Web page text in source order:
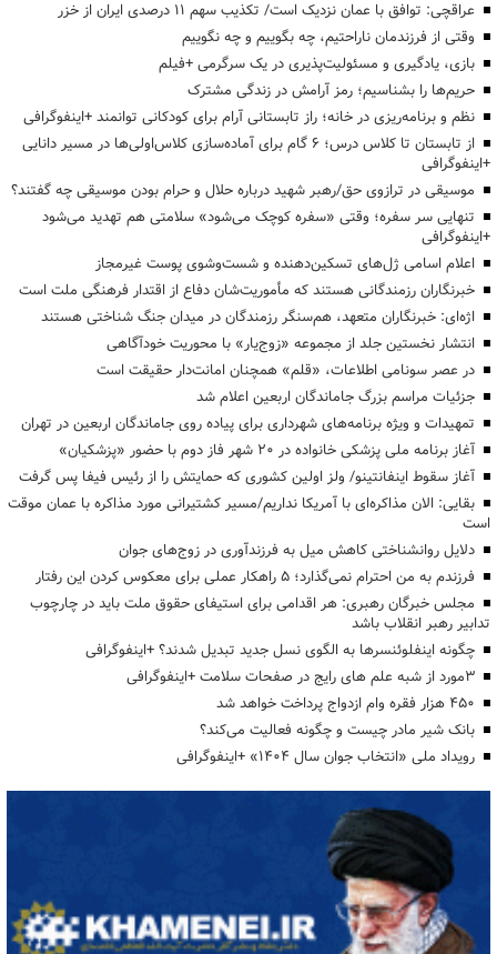
عراقچی: توافق با عمان نزدیک است/ تکذیب سهم ۱۱ درصدی ایران از خزر
وقتی از فرزندمان ناراحتیم، چه بگوییم و چه نگوییم
بازی، یادگیری و مسئولیت‌پذیری در یک سرگرمی +فیلم
حریم‌ها را بشناسیم؛ رمز آرامش در زندگی مشترک
نظم و برنامه‌ریزی در خانه؛ راز تابستانی آرام برای کودکانی توانمند +اینفوگرافی
از تابستان تا کلاس درس؛ ۶ گام برای آماده‌سازی کلاس‌اولی‌ها در مسیر دانایی
+اینفوگرافی
موسیقی در ترازوی حق/رهبر شهید درباره حلال و حرام بودن موسیقی چه گفتند؟
تنهایی سر سفره؛ وقتی «سفره کوچک می‌شود» سلامتی هم تهدید می‌شود
+اینفوگرافی
اعلام اسامی ژل‌های تسکین‌دهنده و شست‌وشوی پوست غیرمجاز
خبرنگاران رزمندگانی هستند که مأموریت‌شان دفاع از اقتدار فرهنگی ملت است
اژه‌ای: خبرنگاران متعهد، هم‌سنگر رزمندگان در میدان جنگ شناختی هستند
انتشار نخستین جلد از مجموعه «زوج‌یار» با محوریت خودآگاهی
در عصر سونامی اطلاعات، «قلم» همچنان امانت‌دار حقیقت است
جزئیات مراسم بزرگ جاماندگان اربعین اعلام شد
تمهیدات و ویژه برنامه‌های شهرداری برای پیاده روی جاماندگان اربعین در تهران
آغاز برنامه ملی پزشکی خانواده در ۲۰ شهر فاز دوم با حضور «پزشکیان»
آغاز سقوط اینفانتینو/ ولز اولین کشوری که حمایتش را از رئیس فیفا پس گرفت
بقایی: الان مذاکره‌ای با آمریکا نداریم/مسیر کشتیرانی مورد مذاکره با عمان موقت
است
دلایل روانشناختی کاهش میل به فرزندآوری در زوج‌های جوان
فرزندم به من احترام نمی‌گذارد؛ ۵ راهکار عملی برای معکوس کردن این رفتار
مجلس خبرگان رهبری: هر اقدامی برای استیفای حقوق ملت باید در چارچوب
تدابیر رهبر انقلاب باشد
چگونه اینفلوئنسرها به الگوی نسل جدید تبدیل شدند؟ +اینفوگرافی
3مورد از شبه علم های رایج در صفحات سلامت +اینفوگرافی
۴۵۰ هزار فقره وام ازدواج پرداخت خواهد شد
بانک شیر مادر چیست و چگونه فعالیت می‌کند؟
رویداد ملی «انتخاب جوان سال ۱۴۰۴» +اینفوگرافی